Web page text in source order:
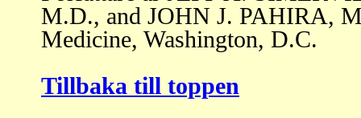
M.D., and JOHN J. PAHIRA,
Medicine, Washington, D.C.
Tillbaka till toppen